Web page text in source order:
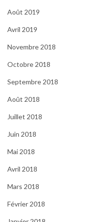
Août 2019
Avril 2019
Novembre 2018
Octobre 2018
Septembre 2018
Août 2018
Juillet 2018
Juin 2018
Mai 2018
Avril 2018
Mars 2018
Février 2018